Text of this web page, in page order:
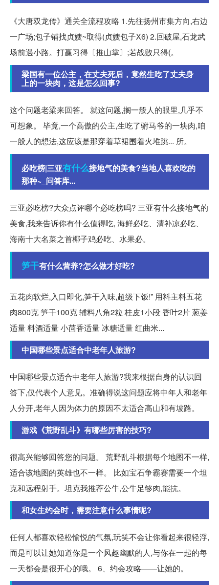
《大唐双龙传》通关全流程攻略 1.先往扬州市集方向,右边
一广场;包子铺找贞嫂~取得(贞嫂包子X6) 2.回破屋,石龙武
场前遇小路。打赢习得〔推山掌〕;若战败只得(。
梁国有一位公主，在丈夫死后，竟然生吃了丈夫身
上的一块肉，这是怎么回事?
这个问题老梁来回答。 就这问题,搁一般人的眼里,几乎不
可想象。 毕竟,一个高傲的公主,生吃了驸马爷的一块肉,咱
一般人的想法,这应该是那穿着草裙围着火堆跳... 所。
必吃榜|三亚有什么接地气的美食?当地人喜欢吃的
那种~_问答库...
三亚必吃榜?大众点评哪个必吃榜吗? 三亚有什么接地气的
美食,我来告诉你有什么值得吃, 海鲜必吃、清补凉必吃、
海南十大名菜之首椰子鸡必吃、水果必。
笋干有什么营养?怎么做才好吃?
五花肉软烂,入口即化,笋干入味,超级下饭!” 用料主料五花
肉800克 笋干100克 辅料八角2粒 桂皮1小段 香叶2片 葱姜
适量 料酒适量 小茴香适量 冰糖适量 红曲米...
中国哪些景点适合中老年人旅游?
中国哪些景点适合中老年人旅游?我来根据自身的认识回
答下,仅代表个人意见。准确得说这问题应将中年人和老年
人分开,老年人因为体力的原因不太适合高山和有坡路。
游戏《荒野乱斗》有哪些厉害的技巧?
很高兴能够回答您的问题。 荒野乱斗根据每个地图不一样,
适合该地图的英雄也不一样。 比如宝石争霸赛需要一个坦
克和远程射手。坦克我推荐公牛,公牛足够肉,能抗。
和女生约会时，需要注意什么事情呢?
任何人都喜欢轻松愉悦的气氛,玩笑不会让你看起来很轻浮,
而是可以让她知道你是一个风趣幽默的人,与你在一起的每
一天都会是很开心的哦。 6、约会攻略——让她的。